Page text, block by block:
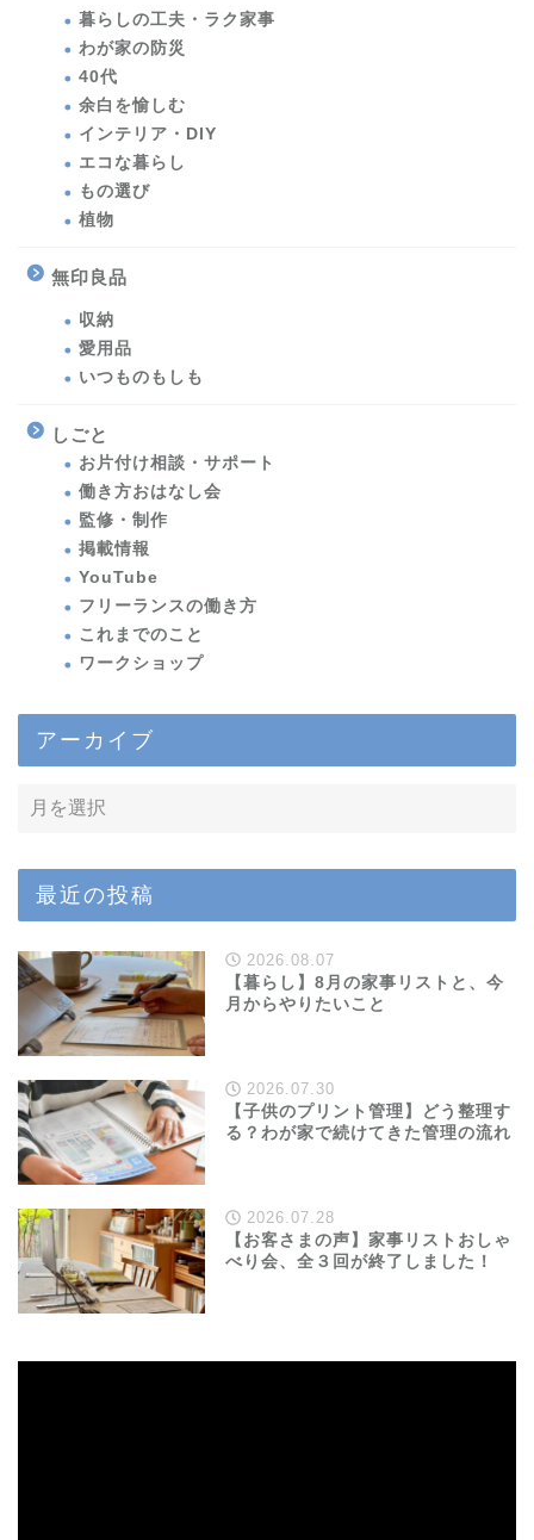
暮らしの工夫・ラク家事
わが家の防災
40代
余白を愉しむ
インテリア・DIY
エコな暮らし
もの選び
植物
無印良品
収納
愛用品
いつものもしも
しごと
お片付け相談・サポート
働き方おはなし会
監修・制作
掲載情報
YouTube
フリーランスの働き方
これまでのこと
ワークショップ
アーカイブ
最近の投稿
2026.08.07
【暮らし】8月の家事リストと、今
月からやりたいこと
2026.07.30
【子供のプリント管理】どう整理す
る？わが家で続けてきた管理の流れ
2026.07.28
【お客さまの声】家事リストおしゃ
べり会、全３回が終了しました！